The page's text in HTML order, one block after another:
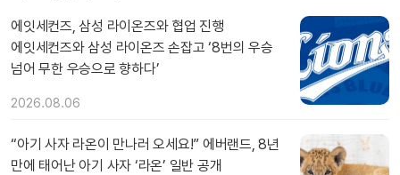
에잇세컨즈, 삼성 라이온즈와 협업 진행
에잇세컨즈와 삼성 라이온즈 손잡고 ‘8번의 우승
넘어 무한 우승으로 향하다’
2026.08.06
“아기 사자 라온이 만나러 오세요!” 에버랜드, 8년
만에 태어난 아기 사자 ‘라온’ 일반 공개